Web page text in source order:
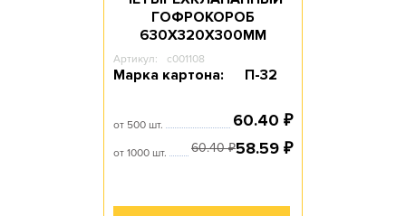
ГОФРОКОРОБ
630Х320Х300ММ
Артикул: c001108
Марка картона: П-32
от 500 шт. 60.40 ₽
от 1000 шт. 60.40₽58.59 ₽